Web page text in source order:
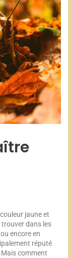
jaune et
dans les
encore en
réputé
comment